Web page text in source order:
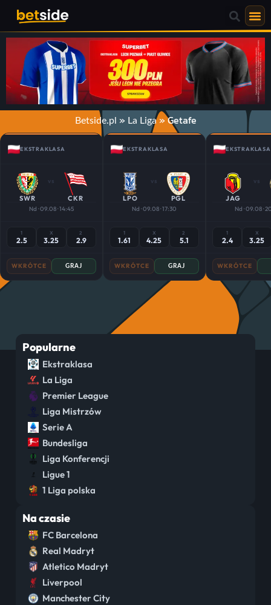
Betside.pl » La Liga»Getafe
EKSTRAKLASA
SWR
vs
CKR
Nd · 09.08 · 14:45
1
2.5
X
3.25
2
2.9
WKRÓTCE GRAJ
EKSTRAKLASA
LPO
vs
PGL
Nd · 09.08 · 17:30
1
1.61
X
4.25
2
5.1
WKRÓTCE GRAJ
EKSTRAKLASA
JAG
vs
Nd · 09.08 ·
1
2.4
X
3.25
WKRÓTCE
Popularne
Ekstraklasa
La Liga
Premier League
Liga Mistrzów
Serie A
Bundesliga
Liga Konferencji
Ligue 1
1 Liga polska
Na czasie
FC Barcelona
Real Madryt
Atletico Madryt
Liverpool
Manchester City